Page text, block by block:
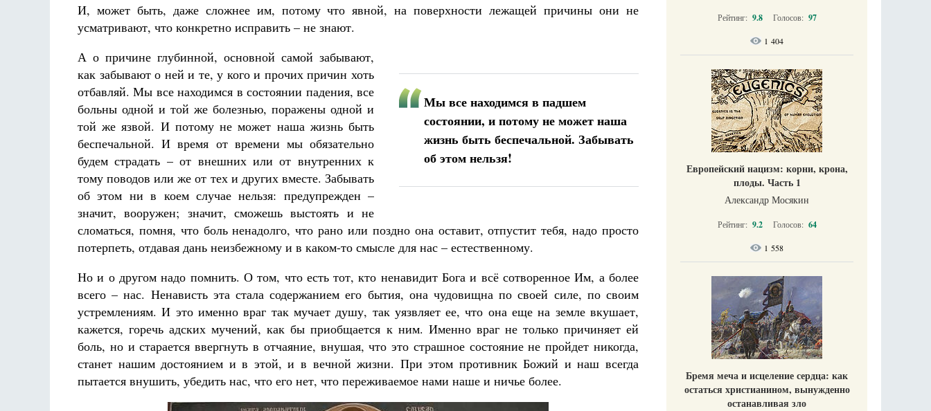
И, может быть, даже сложнее им, потому что явной, на поверхности лежащей причины они не
усматривают, что конкретно исправить – не знают.
Мы все находимся в падшем
состоянии, и потому не может наша
жизнь быть беспечальной. Забывать
об этом нельзя!
А о причине глубинной, основной самой забывают,
как забывают о ней и те, у кого и прочих причин хоть
отбавляй. Мы все находимся в состоянии падения, все
больны одной и той же болезнью, поражены одной и
той же язвой. И потому не может наша жизнь быть
беспечальной. И время от времени мы обязательно
будем страдать – от внешних или от внутренних к
тому поводов или же от тех и других вместе. Забывать
об этом ни в коем случае нельзя: предупрежден –
значит, вооружен; значит, сможешь выстоять и не
сломаться, помня, что боль ненадолго, что рано или поздно она оставит, отпустит тебя, надо просто
потерпеть, отдавая дань неизбежному и в каком-то смысле для нас – естественному.
Но и о другом надо помнить. О том, что есть тот, кто ненавидит Бога и всё сотворенное Им, а более
всего – нас. Ненависть эта стала содержанием его бытия, она чудовищна по своей силе, по своим
устремлениям. И это именно враг так мучает душу, так уязвляет ее, что она еще на земле вкушает,
кажется, горечь адских мучений, как бы приобщается к ним. Именно враг не только причиняет ей
боль, но и старается ввергнуть в отчаяние, внушая, что это страшное состояние не пройдет никогда,
станет нашим достоянием и в этой, и в вечной жизни. При этом противник Божий и наш всегда
пытается внушить, убедить нас, что его нет, что переживаемое нами наше и ничье более.
Рейтинг: 9.8 Голосов: 97
1 404
Европейский нацизм: корни, крона,
плоды. Часть 1
Александр Мосякин
Рейтинг: 9.2 Голосов: 64
1 558
Бремя меча и исцеление сердца: как
остаться христианином, вынужденно
останавливая зло